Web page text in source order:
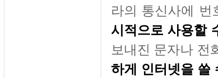
라의 통신사에
시적으로 사용할
보내진 문자나 전
하게 인터넷을 쓸